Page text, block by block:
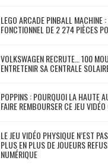
LEGO ARCADE PINBALL MACHINE
FONCTIONNEL DE 2 274 PIÈCES
VOLKSWAGEN RECRUTE… 100
ENTRETENIR SA CENTRALE
POPPINS : POURQUOI LA HAUTE
FAIRE REMBOURSER CE JEU
LE JEU VIDÉO PHYSIQUE N’EST
PLUS EN PLUS DE JOUEURS
NUMÉRIQUE